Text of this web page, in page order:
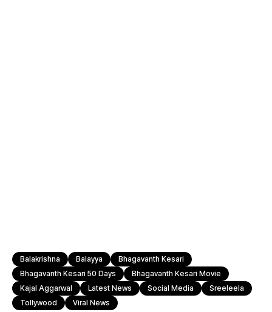
Balakrishna Balayya
Bhagavanth Kesari
Bhagavanth Kesari 50 Days
Bhagavanth Kesari Movie
Kajal Aggarwal
Latest News Social Media
Sreeleela
Tollywood
Viral News